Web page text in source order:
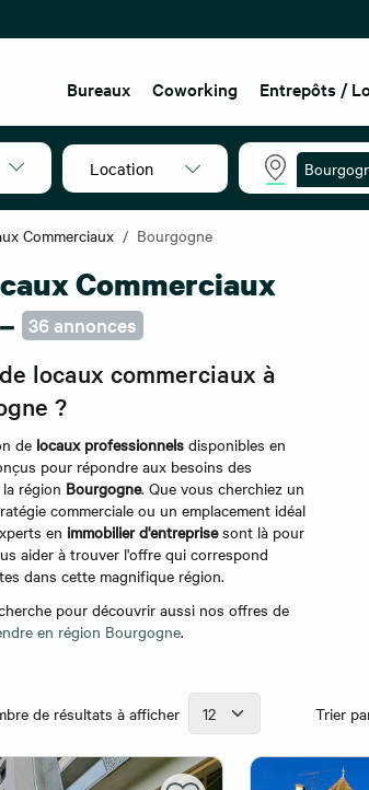
Bureaux Coworking Entrepôts /
Location
Commerciaux Bourgogne
Commerciaux
36 annonces
locaux commerciaux à
?
de locaux professionnels disponibles en
pour répondre aux besoins des
région Bourgogne. Que vous cherchiez un
commerciale ou un emplacement idéal
en immobilier d'entreprisesont là pour
aider à trouver l'offre qui correspond
dans cette magnifique région.
pour découvrir aussi nos offres de
en région Bourgogne.
de résultats à afficher Trier